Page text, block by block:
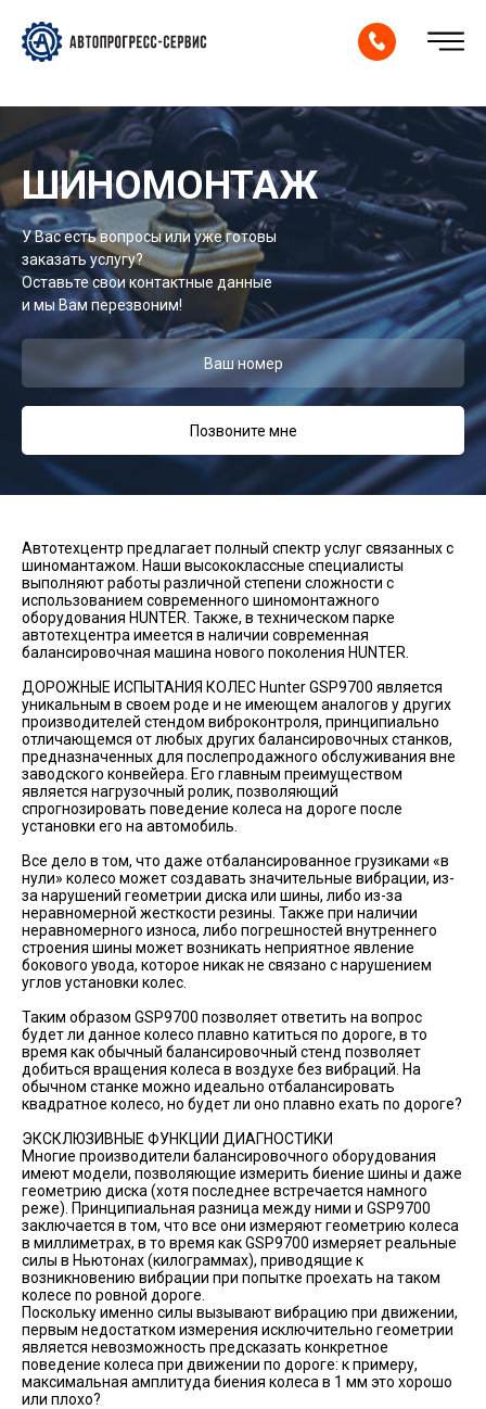
ШИНОМОНТАЖ
У Вас есть вопросы или уже готовы
заказать услугу?
Оставьте свои контактные данные
и мы Вам перезвоним!
Позвоните мне
Автотехцентр предлагает полный спектр услуг связанных с
шиномантажом. Наши высококлассные специалисты
выполняют работы различной степени сложности с
использованием современного шиномонтажного
оборудования HUNTER. Также, в техническом парке
автотехцентра имеется в наличии современная
балансировочная машина нового поколения HUNTER.
ДОРОЖНЫЕ ИСПЫТАНИЯ КОЛЕС Hunter GSP9700 является
уникальным в своем роде и не имеющем аналогов у других
производителей стендом виброконтроля, принципиально
отличающемся от любых других балансировочных станков,
предназначенных для послепродажного обслуживания вне
заводского конвейера. Его главным преимуществом
является нагрузочный ролик, позволяющий
спрогнозировать поведение колеса на дороге после
установки его на автомобиль.
Все дело в том, что даже отбалансированное грузиками «в
нули» колесо может создавать значительные вибрации, из-
за нарушений геометрии диска или шины, либо из-за
неравномерной жесткости резины. Также при наличии
неравномерного износа, либо погрешностей внутреннего
строения шины может возникать неприятное явление
бокового увода, которое никак не связано с нарушением
углов установки колес.
Таким образом GSP9700 позволяет ответить на вопрос
будет ли данное колесо плавно катиться по дороге, в то
время как обычный балансировочный стенд позволяет
добиться вращения колеса в воздухе без вибраций. На
обычном станке можно идеально отбалансировать
квадратное колесо, но будет ли оно плавно ехать по дороге?
ЭКСКЛЮЗИВНЫЕ ФУНКЦИИ ДИАГНОСТИКИ
Многие производители балансировочного оборудования
имеют модели, позволяющие измерить биение шины и даже
геометрию диска (хотя последнее встречается намного
реже). Принципиальная разница между ними и GSP9700
заключается в том, что все они измеряют геометрию колеса
в миллиметрах, в то время как GSP9700 измеряет реальные
силы в Ньютонах (килограммах), приводящие к
возникновению вибрации при попытке проехать на таком
колесе по ровной дороге.
Поскольку именно силы вызывают вибрацию при движении,
первым недостатком измерения исключительно геометрии
является невозможность предсказать конкретное
поведение колеса при движении по дороге: к примеру,
максимальная амплитуда биения колеса в 1 мм это хорошо
или плохо?